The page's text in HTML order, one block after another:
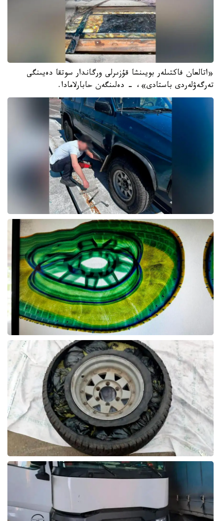
«اتالعان فاكتىلەر بويىنشا قۇزىرلى ورگاندار سوتقا دەيىنگى
تەرگەۋلەردى باستادى»، - دەلىنگەن حابارلامادا.